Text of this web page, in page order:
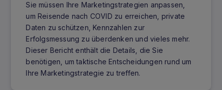
Sie müssen Ihre Marketingstrategien anpassen,
um Reisende nach COVID zu erreichen, private
Daten zu schützen, Kennzahlen zur
Erfolgsmessung zu überdenken und vieles mehr.
Dieser Bericht enthält die Details, die Sie
benötigen, um taktische Entscheidungen rund um
Ihre Marketingstrategie zu treffen.